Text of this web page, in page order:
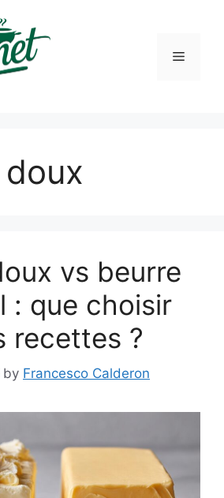
Menu
vs beurre
: que choisir
recettes ?
by Francesco Calderon